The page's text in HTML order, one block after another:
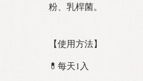
粉、乳桿菌。
【使用方法】
💊每天1入